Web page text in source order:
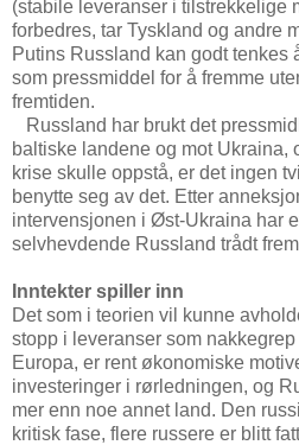
(stabile leveranser i tilstrekkelige
forbedres, tar Tyskland og andre
Putins Russland kan godt tenkes
som pressmiddel for å fremme
fremtiden.
Russland har brukt det
baltiske landene og mot Ukraina,
krise skulle oppstå, er det ingen
benytte seg av det. Etter
intervensjonen i Øst-Ukraina har
selvhevdende Russland trådt
Inntekter spiller inn
Det som i teorien vil kunne
stopp i leveranser som
Europa, er rent økonomiske
investeringer i rørledningen, og
mer enn noe annet land. Den
kritisk fase, flere russere er blitt